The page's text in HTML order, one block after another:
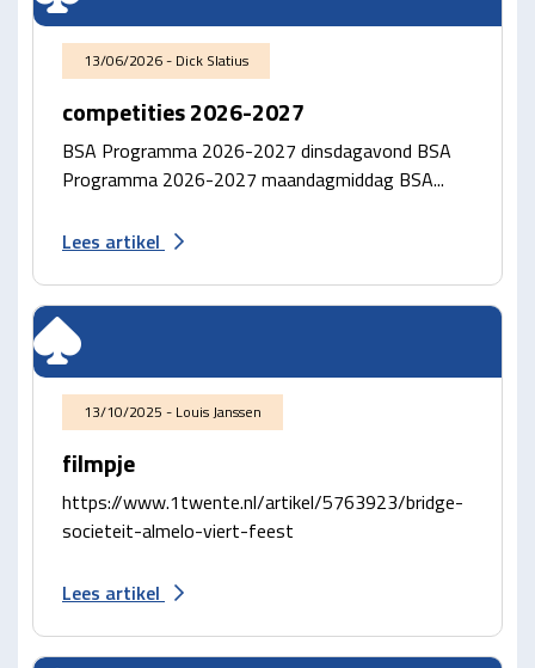
13/06/2026 - Dick Slatius
competities 2026-2027
BSA Programma 2026-2027 dinsdagavond BSA
Programma 2026-2027 maandagmiddag BSA...
Lees artikel
13/10/2025 - Louis Janssen
filmpje
https://www.1twente.nl/artikel/5763923/bridge-
societeit-almelo-viert-feest
Lees artikel